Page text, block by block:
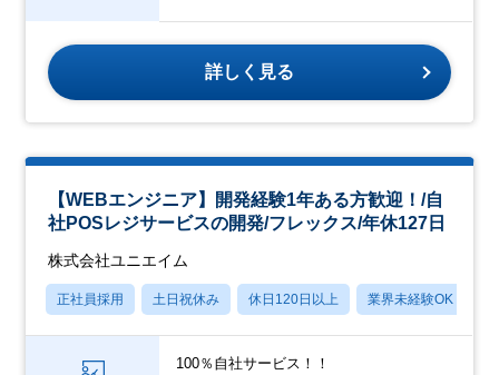
詳しく見る
【WEBエンジニア】開発経験1年ある方歓迎！/自
社POSレジサービスの開発/フレックス/年休127日
株式会社ユニエイム
正社員採用 土日祝休み 休日120日以上 業界未経験OK
100％自社サービス！！